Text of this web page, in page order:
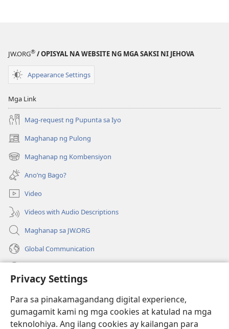
Privacy Settings
Para sa pinakamagandang digital experience,
gumagamit kami ng mga cookies at katulad na mga
teknolohiya. Ang ilang cookies ay kailangan para
JW.ORG® / OPISYAL NA WEBSITE NG MGA SAKSI NI JEHOVA
Appearance Settings
Mga Link
Mag-request ng Pupunta sa Iyo
Maghanap ng Pulong
(may
bubukas
na
bagong
window)
Maghanap ng Kombensiyon
(may
bubukas
na
bagong
window)
Ano’ng Bago?
Video
Videos with Audio Descriptions
Maghanap sa JW.ORG
Global Communication
(may
na
bagong
Watchtower ONLINE LIBRARY™
(may